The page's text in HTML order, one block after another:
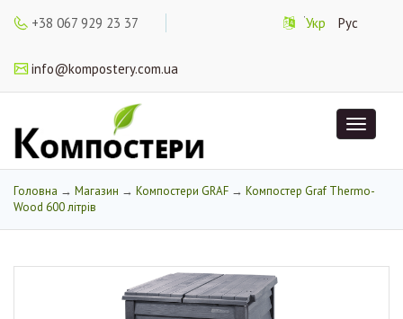
Укр Рус
+38 067 929 23 37
info@kompostery.com.ua
Toggle
Головна → Магазин → Компостери GRAF → Компостер Graf Thermo-
Wood 600 літрів